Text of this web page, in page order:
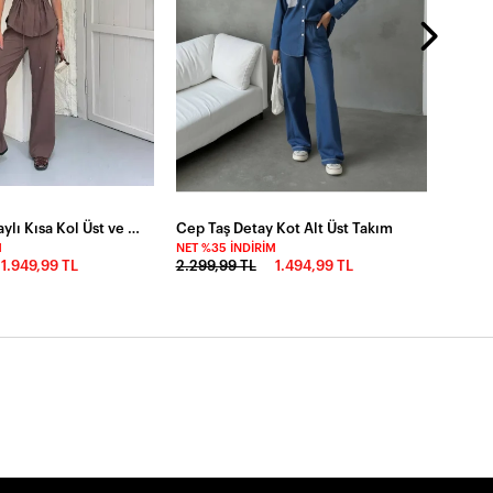
Bel Büzgü Detaylı Kısa Kol Üst ve Pantalon Takım Kahve
1.949,99 TL
Cep Taş Detay Kot Alt Üst Takım
NET %35 İNDIRIM
2.299,99 TL 1.494,99 TL